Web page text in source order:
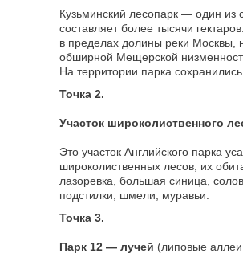
Кузьминский лесопарк — один
составляет более тысячи
в пределах долины реки Москвы,
обширной Мещерской
На территории парка
Точка 2.
Участок широколиственного
Это участок Английского парка
широколиственных лесов, их
лазоревка, большая синица,
подстилки, шмели, муравьи.
Точка 3.
Парк 12 — лучей (липовые